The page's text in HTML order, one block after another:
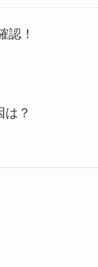
認！
？